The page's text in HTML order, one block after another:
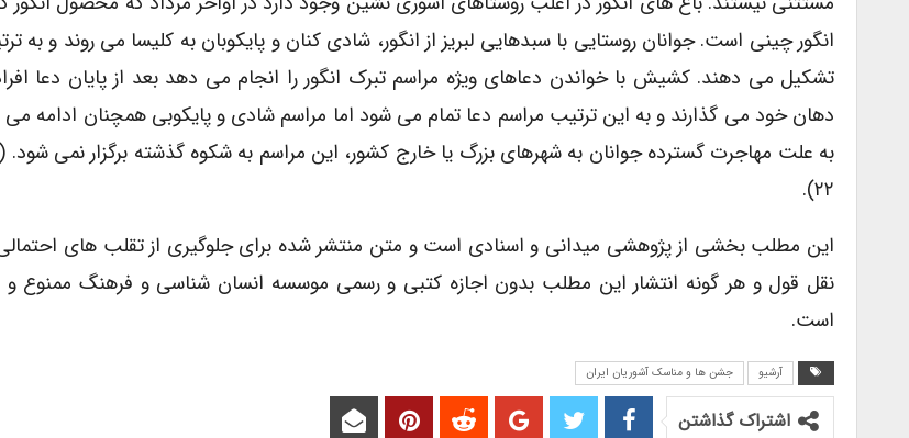
انگور چینی است. جوانان روستایی با سبدهایی لبریز از انگور، شادی کنان و پایکوبان به کلیسا می روند و به
تشکیل می دهند. کشیش با خواندن دعاهای ویژه مراسم تبرک انگور را انجام می دهد بعد از پایان دعا
دهان خود می گذارند و به این ترتیب مراسم دعا تمام می شود اما مراسم شادی و پایکوبی همچنان ادامه می
به علت مهاجرت گسترده جوانان به شهرهای بزرگ یا خارج کشور، این مراسم به شکوه گذشته برگزار نمی شود.
۲۲).
این مطلب بخشی از پژوهشی میدانی و اسنادی است و متن منتشر شده برای جلوگیری از تقلب های
نقل قول و هر گونه انتشار این مطلب بدون اجازه کتبی و رسمی موسسه انسان شناسی و فرهنگ ممنوع و
است.
آرشیو جشن ها و مناسک آشوریان ایران
اشتراک گذاشتن